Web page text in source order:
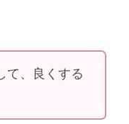
て、良くする